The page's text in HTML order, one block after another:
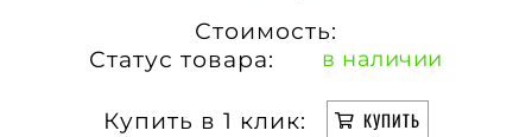
Стоимость:
Статус товара:
в наличии
Купить в 1 клик: КУПИТЬ